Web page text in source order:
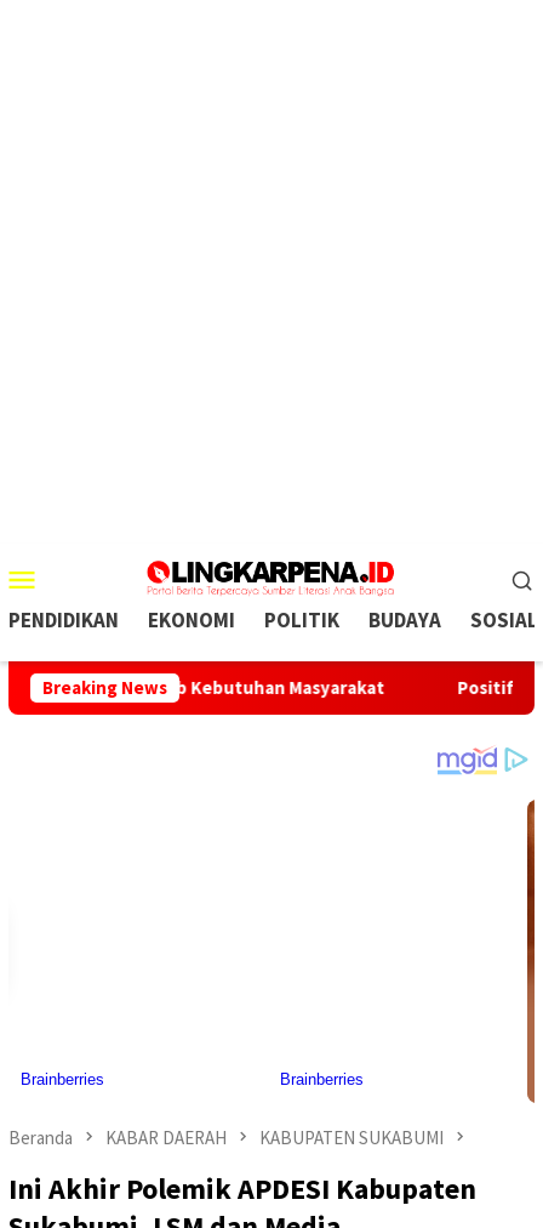
Mobile
PENDIDIKAN EKONOMI POLITIK BUDAYA SOSIAL
Breaking News
Menjawab Kebutuhan Masyarakat Positif Konsumsi
Beranda KABAR DAERAH KABUPATEN SUKABUMI
Ini Akhir Polemik APDESI Kabupaten